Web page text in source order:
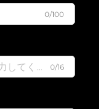
0/100
0/16